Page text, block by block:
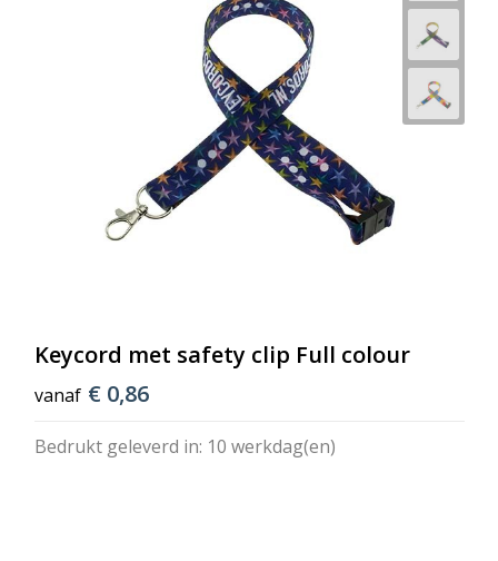
Keycord met safety clip Full colour
vanaf € 0,86
Bedrukt geleverd in: 10 werkdag(en)